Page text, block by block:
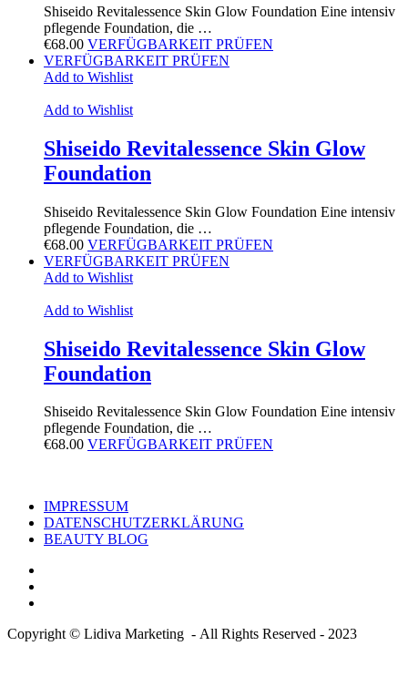
Shiseido Revitalessence Skin Glow Foundation Eine intensiv
pflegende Foundation, die …
€68.00 VERFÜGBARKEIT PRÜFEN
VERFÜGBARKEIT PRÜFEN
Add to Wishlist
Add to Wishlist
Shiseido Revitalessence Skin Glow
Foundation
Shiseido Revitalessence Skin Glow Foundation Eine intensiv
pflegende Foundation, die …
€68.00 VERFÜGBARKEIT PRÜFEN
VERFÜGBARKEIT PRÜFEN
Add to Wishlist
Add to Wishlist
Shiseido Revitalessence Skin Glow
Foundation
Shiseido Revitalessence Skin Glow Foundation Eine intensiv
pflegende Foundation, die …
€68.00 VERFÜGBARKEIT PRÜFEN
IMPRESSUM
DATENSCHUTZERKLÄRUNG
BEAUTY BLOG
Copyright © Lidiva Marketing - All Rights Reserved - 2023